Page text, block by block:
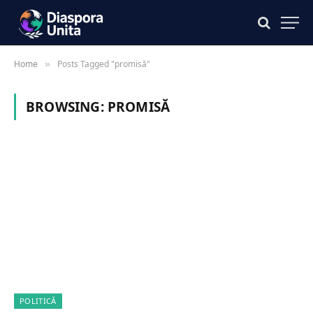
Home » Posts Tagged "promisă"
BROWSING: PROMISĂ
POLITICĂ